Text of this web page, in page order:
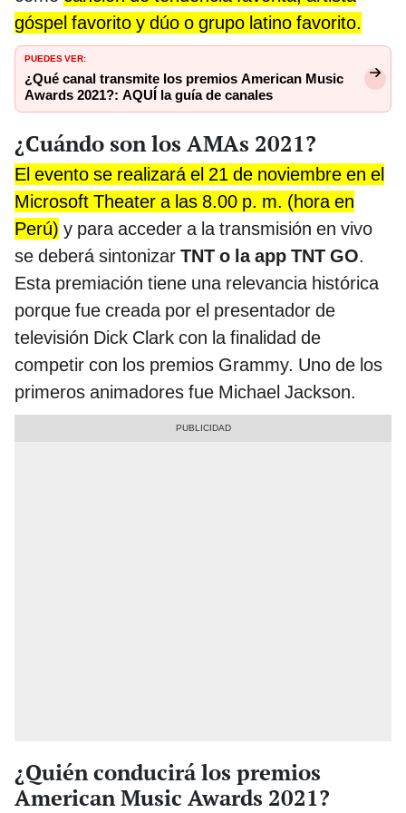
góspel favorito y dúo o grupo latino favorito.
PUEDES VER:
¿Qué canal transmite los premios American Music
Awards 2021?: AQUÍ la guía de canales
¿Cuándo son los AMAs 2021?
El evento se realizará el 21 de noviembre en el
Microsoft Theater a las 8.00 p. m. (hora en
Perú) y para acceder a la transmisión en vivo
se deberá sintonizar TNT o la app TNT GO.
Esta premiación tiene una relevancia histórica
porque fue creada por el presentador de
televisión Dick Clark con la finalidad de
competir con los premios Grammy. Uno de los
primeros animadores fue Michael Jackson.
¿Quién conducirá los premios
American Music Awards 2021?